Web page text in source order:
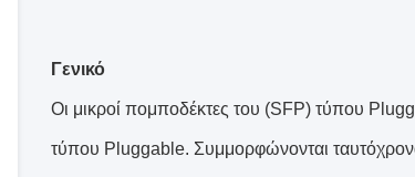
Γενικό
Οι μικροί πομποδέκτες του (SFP) τύπου
τύπου Pluggable. Συμμορφώνονται